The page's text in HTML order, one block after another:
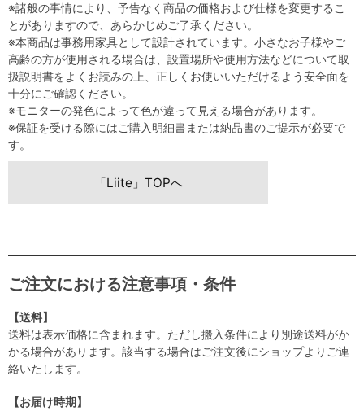
※諸般の事情により、予告なく商品の価格および仕様を変更するこ
とがありますので、あらかじめご了承ください。
※本商品は事務用家具として設計されています。小さなお子様やご
高齢の方が使用される場合は、設置場所や使用方法などについて取
扱説明書をよくお読みの上、正しくお使いいただけるよう安全面を
十分にご確認ください。
※モニターの発色によって色が違って見える場合があります。
※保証を受ける際にはご購入明細書または納品書のご提示が必要で
す。
「Liite」TOPへ
ご注文における注意事項・条件
【送料】
送料は表示価格に含まれます。ただし搬入条件により別途送料がか
かる場合があります。該当する場合はご注文後にショップよりご連
絡いたします。
【お届け時期】